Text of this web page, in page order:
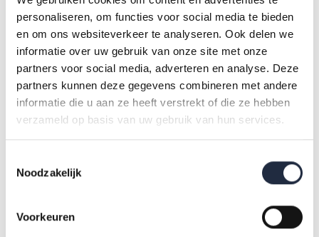
personaliseren, om functies voor social media te bieden
en om ons websiteverkeer te analyseren. Ook delen we
informatie over uw gebruik van onze site met onze
partners voor social media, adverteren en analyse. Deze
partners kunnen deze gegevens combineren met andere
informatie die u aan ze heeft verstrekt of die ze hebben
verzameld op basis van uw gebruik van hun services.
Noodzakelijk
Voorkeuren
In deze infographic vind je onder andere:
cijfers over werkbeleving, werkdruk en tevredenheid
van werknemers
inzichten in werk-privébalans, autonomie en sociale
informatie over scholing, verzuim en vacatures
maatregelen die werkgevers nemen rond werkdruk en